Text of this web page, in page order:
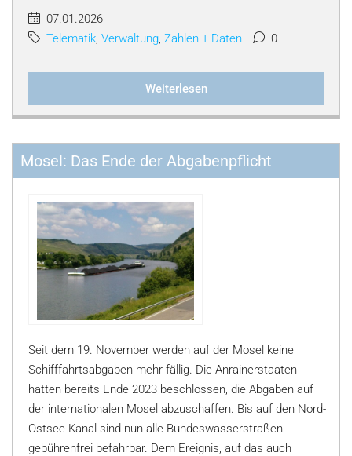
07.01.2026
Telematik, Verwaltung, Zahlen + Daten 0
Weiterlesen
Mosel: Das Ende der Abgabenpflicht
Seit dem 19. November werden auf der Mosel keine
Schifffahrtsabgaben mehr fällig. Die Anrainerstaaten
hatten bereits Ende 2023 beschlossen, die Abgaben auf
der internationalen Mosel abzuschaffen. Bis auf den Nord-
Ostsee-Kanal sind nun alle Bundeswasserstraßen
gebührenfrei befahrbar. Dem Ereignis, auf das auch